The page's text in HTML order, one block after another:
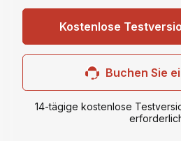
Kostenlose
Buchen Sie
14-tägige kostenlose